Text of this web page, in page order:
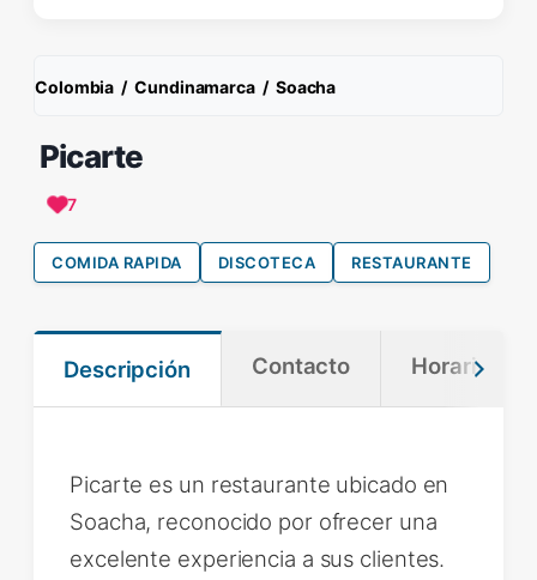
Colombia / Cundinamarca / Soacha
Picarte
7
COMIDA RAPIDA DISCOTECA RESTAURANTE
Descripción Contacto Horario
Picarte es un restaurante ubicado en
Soacha, reconocido por ofrecer una
excelente experiencia a sus clientes.